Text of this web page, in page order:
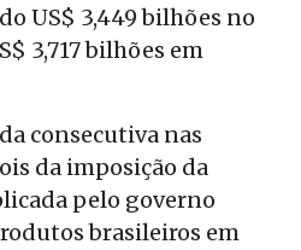
US$ 3,449 bilhões no
3,717 bilhões em
consecutiva nas
da imposição da
pelo governo
brasileiros em